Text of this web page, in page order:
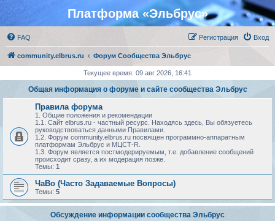
Платформа «Эльбрус»
FAQ Вход
Регистрация
community.elbrus.ru Форум Сообщества Эльбрус
Текущее время: 09 авг 2026, 16:41
Общая информация о форуме и сайте сообщества Эльбрус
Правила форума
1. Общие положения и рекомендации
1.1. Сайт elbrus.ru - частный ресурс. Находясь здесь, Вы обязуетесь
руководствоваться данными Правилами.
1.2. Форум community.elbrus.ru посвящен программно-аппаратным
платформам Эльбрус и МЦСТ-R.
1.3. Форум является постмодерируемым, т.е. добавление сообщений
происходит сразу, а их модерация позже.
Темы: 1
ЧаВо (Часто Задаваемые Вопросы)
Темы: 5
Обсуждение информации сообщества Эльбрус